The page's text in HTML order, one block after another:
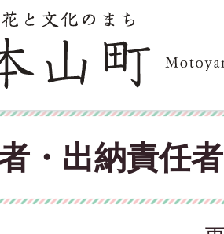
・出納責任